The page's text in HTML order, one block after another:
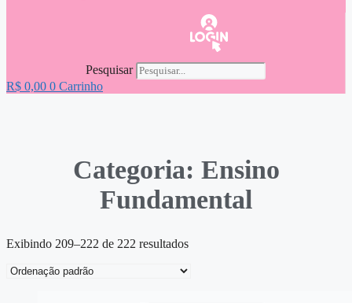
Pesquisar
R$ 0,00 0 Carrinho
Categoria: Ensino
Fundamental
Exibindo 209–222 de 222 resultados